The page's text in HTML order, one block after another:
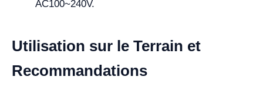
AC100~240V.
Utilisation sur le Terrain et
Recommandations